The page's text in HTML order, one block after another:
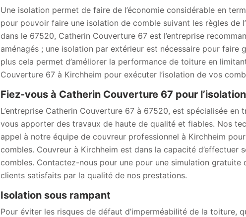
Une isolation permet de faire de l’économie considérable en
pour pouvoir faire une isolation de comble suivant les règles de
dans le 67520, Catherin Couverture 67 est l’entreprise
aménagés ; une isolation par extérieur est nécessaire pour faire
plus cela permet d’améliorer la performance de toiture en
Couverture 67 à Kirchheim pour exécuter l’isolation de vos
Fiez-vous à Catherin Couverture 67 pour
L’entreprise Catherin Couverture 67 à 67520, est spécialisée en
vous apporter des travaux de haute de qualité et fiables. Nos
appel à notre équipe de couvreur professionnel à Kirchheim
combles. Couvreur à Kirchheim est dans la capacité d’effectuer
combles. Contactez-nous pour une pour une simulation gratuite
clients satisfaits par la qualité de nos prestations.
Isolation sous rampant
Pour éviter les risques de défaut d’imperméabilité de la toiture,